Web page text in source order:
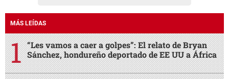
MÁS LEÍDAS
“Les vamos a caer a golpes”: El relato de Bryan
Sánchez, hondureño deportado de EE UU a África